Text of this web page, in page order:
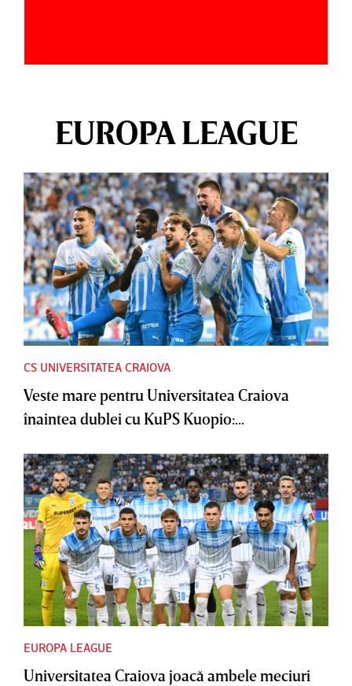
EUROPA LEAGUE
CS UNIVERSITATEA CRAIOVA
Veste mare pentru Universitatea Craiova
înaintea dublei cu KuPS Kuopio:...
EUROPA LEAGUE
Universitatea Craiova joacă ambele meciuri